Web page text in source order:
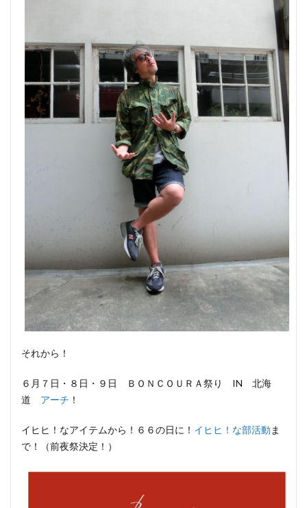
それから！
６月７日・８日・９日 ＢＯＮＣＯＵＲＡ祭り IN 北海
道 アーチ ！
イヒヒ！なアイテムから！６６の日に！ イヒヒ！な部活動 ま
で！（前夜祭決定！）